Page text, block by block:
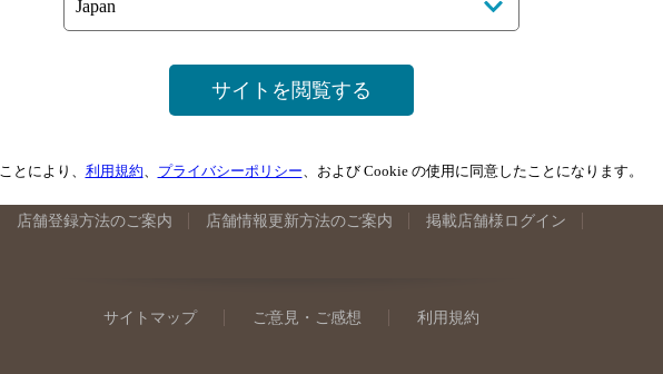
埼玉県のバー検索
山口県のバー検索
店舗登録方法のご案内 店舗情報更新方法のご案内 掲載店舗様ログイン
サイトマップ ご意見・ご感想 利用規約
サイトを閲覧する
とにより、 利用規約、 プライバシーポリシー、および Cookie の使用に同意したことになります。